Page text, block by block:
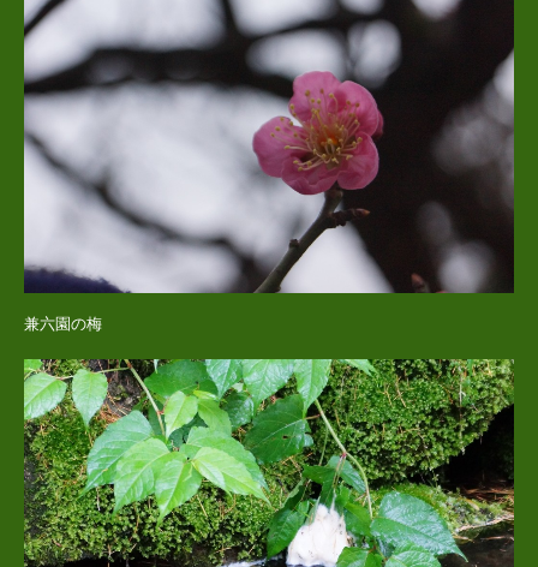
兼六園の梅